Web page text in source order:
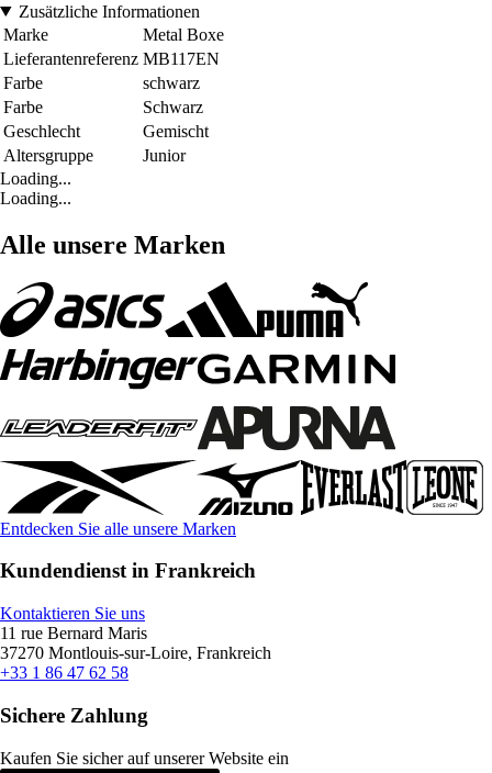
Zusätzliche Informationen
Marke
Metal Boxe
Lieferantenreferenz MB117EN
Farbe
schwarz
Farbe
Schwarz
Geschlecht
Gemischt
Altersgruppe
Junior
Loading...
Loading...
Alle unsere Marken
Entdecken Sie alle unsere Marken
Kundendienst in Frankreich
Kontaktieren Sie uns
11 rue Bernard Maris
37270 Montlouis-sur-Loire, Frankreich
+33 1 86 47 62 58
Sichere Zahlung
Kaufen Sie sicher auf unserer Website ein